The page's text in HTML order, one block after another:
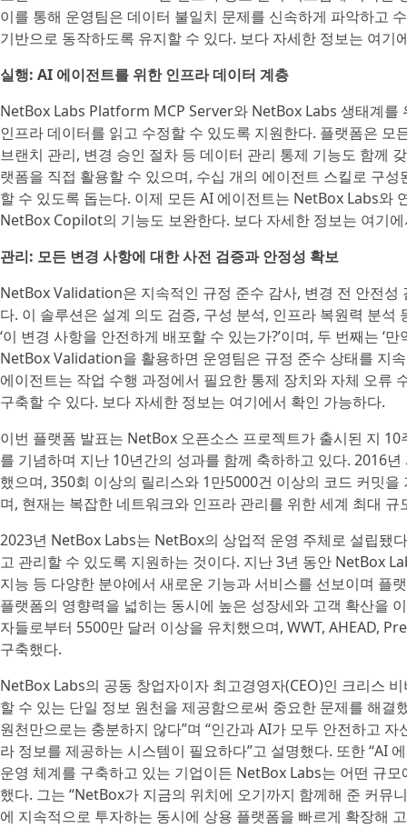
이를 통해 운영팀은 데이터 불일치 문제를 신속하게 파악하고
기반으로 동작하도록 유지할 수 있다. 보다 자세한 정보는 여기
실행: AI 에이전트를 위한 인프라 데이터 계층
NetBox Labs Platform MCP Server와 NetBox Labs 생태계를
인프라 데이터를 읽고 수정할 수 있도록 지원한다. 플랫폼은
브랜치 관리, 변경 승인 절차 등 데이터 관리 통제 기능도 함께
랫폼을 직접 활용할 수 있으며, 수십 개의 에이전트 스킬로 구
할 수 있도록 돕는다. 이제 모든 AI 에이전트는 NetBox Labs와
NetBox Copilot의 기능도 보완한다. 보다 자세한 정보는 여기
관리: 모든 변경 사항에 대한 사전 검증과 안정성 확보
NetBox Validation은 지속적인 규정 준수 감사, 변경 전 안전
다. 이 솔루션은 설계 의도 검증, 구성 분석, 인프라 복원력 분
‘이 변경 사항을 안전하게 배포할 수 있는가?’이며, 두 번째는 ‘
NetBox Validation을 활용하면 운영팀은 규정 준수 상태를 지
에이전트는 작업 수행 과정에서 필요한 통제 장치와 자체 오류
구축할 수 있다. 보다 자세한 정보는 여기에서 확인 가능하다.
이번 플랫폼 발표는 NetBox 오픈소스 프로젝트가 출시된 지
를 기념하며 지난 10년간의 성과를 함께 축하하고 있다. 2016
했으며, 350회 이상의 릴리스와 1만5000건 이상의 코드 커밋
며, 현재는 복잡한 네트워크와 인프라 관리를 위한 세계 최대
2023년 NetBox Labs는 NetBox의 상업적 운영 주체로 설립됐
고 관리할 수 있도록 지원하는 것이다. 지난 3년 동안 NetBox
지능 등 다양한 분야에서 새로운 기능과 서비스를 선보이며 플
플랫폼의 영향력을 넓히는 동시에 높은 성장세와 고객 확산을
자들로부터 5500만 달러 이상을 유치했으며, WWT, AHEAD,
구축했다.
NetBox Labs의 공동 창업자이자 최고경영자(CEO)인 크리스
할 수 있는 단일 정보 원천을 제공함으로써 중요한 문제를 해결
원천만으로는 충분하지 않다”며 “인간과 AI가 모두 안전하고
라 정보를 제공하는 시스템이 필요하다”고 설명했다. 또한 “AI
운영 체계를 구축하고 있는 기업이든 NetBox Labs는 어떤 규
했다. 그는 “NetBox가 지금의 위치에 오기까지 함께해 준 커뮤
에 지속적으로 투자하는 동시에 상용 플랫폼을 빠르게 확장해